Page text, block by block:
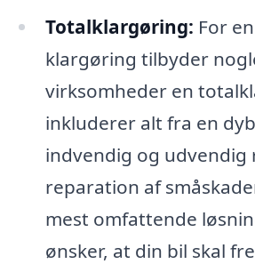
Totalklargøring: For
klargøring tilbyder
virksomheder en
inkluderer alt fra en
indvendig og
reparation af
mest omfattende
ønsker, at din bil skal